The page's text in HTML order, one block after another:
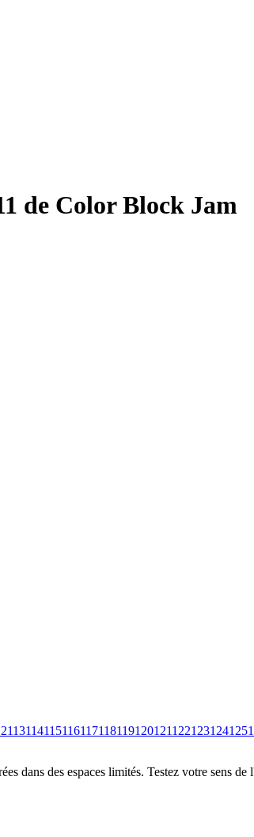
de Color Block Jam
113114115116117118119120121122123124125
dans des espaces limités. Testez votre sens